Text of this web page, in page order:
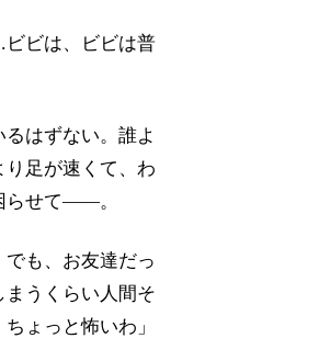
ビは、ビビは普
はずない。誰よ
り足が速くて、わ
らせて――。
でも、お友達だっ
うくらい人間そ
ょっと怖いわ」